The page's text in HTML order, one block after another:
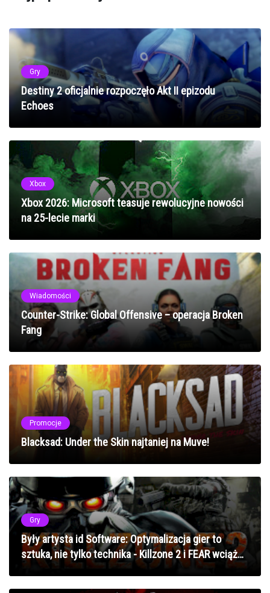
Gry
Destiny 2 oficjalnie rozpoczęło Akt II epizodu
Echoes
Xbox
Xbox 2026: Microsoft teasuje rewolucyjne nowości
na 25-lecie marki
Wiadomości
Counter-Strike: Global Offensive – operacja Broken
Fang
Promocje
Blacksad: Under the Skin najtaniej na Muve!
Gry
Były artysta id Software: Optymalizacja gier to
sztuka, nie tylko technika - Killzone 2 i FEAR wciąż
zachwycają